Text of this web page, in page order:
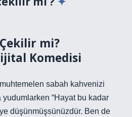
mi?
Komedisi
muhtemelen sabah kahvenizi
“Hayat bu kadar
düşünmüşsünüzdür. Ben de